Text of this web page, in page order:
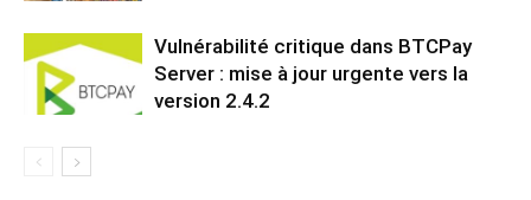
Vulnérabilité critique dans BTCPay
Server : mise à jour urgente vers la
version 2.4.2